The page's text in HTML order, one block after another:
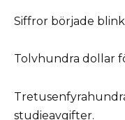
Siffror började
Tolvhundra dollar
studieavgifter.